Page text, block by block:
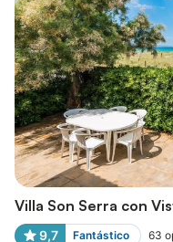
Villa Son Serra con
9,7 Fantástico 63